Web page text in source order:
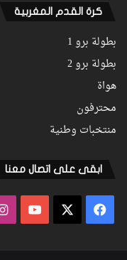
كرة القدم المغربية
بطولة برو 1
بطولة برو 2
هواة
محترفون
منتخبات وطنية
ابقى على اتصال معنا
فيسبوك